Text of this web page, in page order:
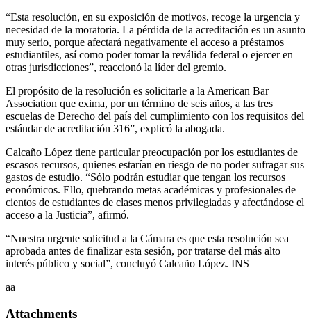
“Esta resolución, en su exposición de motivos, recoge la urgencia y
necesidad de la moratoria. La pérdida de la acreditación es un asunto
muy serio, porque afectará negativamente el acceso a préstamos
estudiantiles, así como poder tomar la reválida federal o ejercer en
otras jurisdicciones”, reaccionó la líder del gremio.
El propósito de la resolución es solicitarle a la American Bar
Association que exima, por un término de seis años, a las tres
escuelas de Derecho del país del cumplimiento con los requisitos del
estándar de acreditación 316”, explicó la abogada.
Calcaño López tiene particular preocupación por los estudiantes de
escasos recursos, quienes estarían en riesgo de no poder sufragar sus
gastos de estudio. “Sólo podrán estudiar que tengan los recursos
económicos. Ello, quebrando metas académicas y profesionales de
cientos de estudiantes de clases menos privilegiadas y afectándose el
acceso a la Justicia”, afirmó.
“Nuestra urgente solicitud a la Cámara es que esta resolución sea
aprobada antes de finalizar esta sesión, por tratarse del más alto
interés público y social”, concluyó Calcaño López. INS
aa
Attachments